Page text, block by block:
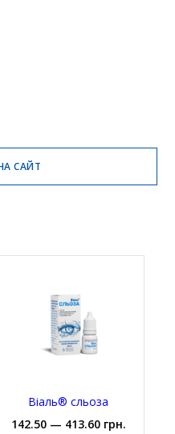
САЙТ
Віаль® сльоза
142.50 — 413.60 грн.